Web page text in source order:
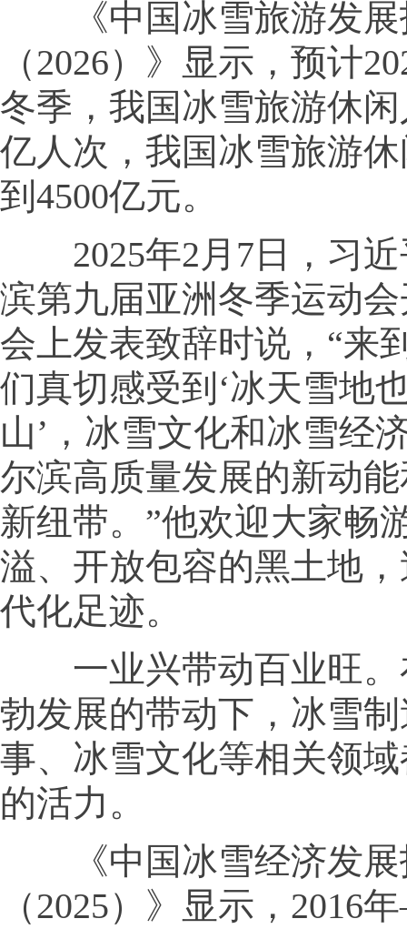
《中国冰雪旅游发展
（2026）》显示，预计
冬季，我国冰雪旅游休
亿人次，我国冰雪旅游
到4500亿元。
2025年2月7日，习近
滨第九届亚洲冬季运动
会上发表致辞时说，“来
们真切感受到‘冰天雪地
山’，冰雪文化和冰雪经
尔滨高质量发展的新动
新纽带。”他欢迎大家畅
溢、开放包容的黑土地
代化足迹。
一业兴带动百业旺。
勃发展的带动下，冰雪
事、冰雪文化等相关领
的活力。
《中国冰雪经济发展
（2025）》显示，2016